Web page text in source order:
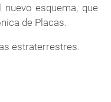
esquema, que
de Placas.
estraterrestres.